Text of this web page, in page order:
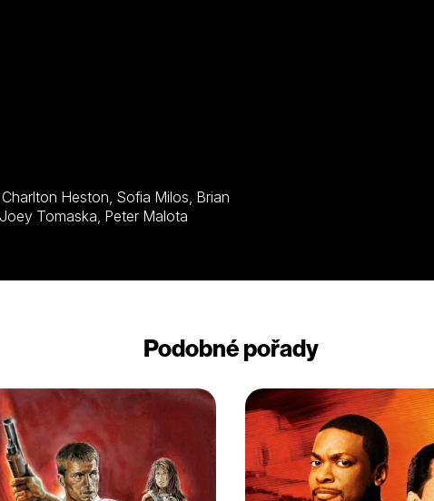
Thompson, Ben Cross, Sasson Gabai, Alon Abutbul, Joey Tomaska, Peter Malota
Podobné pořady